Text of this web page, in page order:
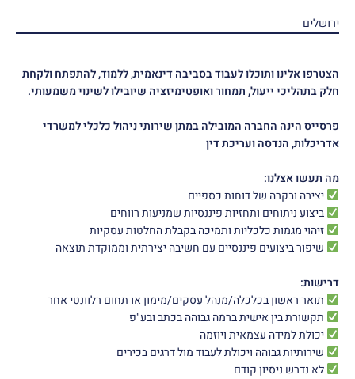
ירושלים
הצטרפו אלינו ותוכלו לעבוד בסביבה דינאמית, ללמוד, להתפתח ולקחת
חלק בתהליכי ייעול, תמחור ואופטימיזציה שיובילו לשינוי משמעותי.
פרסייס הינה החברה המובילה במתן שירותי ניהול כלכלי למשרדי
אדריכלות, הנדסה ועריכת דין
מה תעשו אצלנו:
יצירה ובקרה של דוחות כספיים
ביצוע ניתוחים ותחזיות פיננסיות שמניעות רווחים
זיהוי מגמות כלכליות ותמיכה בקבלת החלטות עסקיות
שיפור ביצועים פיננסיים עם חשיבה יצירתית וממוקדת תוצאה
דרישות:
תואר ראשון בכלכלה/מנהל עסקים/מימון או תחום רלוונטי אחר
תקשורת בין אישית ברמה גבוהה בכתב ובע"פ
יכולת למידה עצמאית ויוזמה
שירותיות גבוהה ויכולת לעבוד מול דרגים בכירים
לא נדרש ניסיון קודם